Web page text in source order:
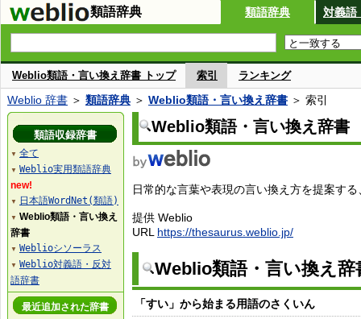
類語辞典 類語辞典 対義語
Weblio類語・言い換え辞書 トップ 索引 ランキング
Weblio 辞書 ＞ 類語辞典 ＞ Weblio類語・言い換え辞書 ＞ 索引
Weblio類語・言い換え辞書
日常的な言葉や表現の言い換え方を提案す
提供 Weblio
URL https://thesaurus.weblio.jp/
Weblio類語・言い換え
「すい」から始まる用語のさくいん
類語収録辞書
▼ 全て
▼ Weblio実用類語辞典
new!
▼ 日本語WordNet(類語)
▼ Weblio類語・言い換え
辞書
▼ Weblioシソーラス
▼ Weblio対義語・反対
語辞書
最近追加された辞書